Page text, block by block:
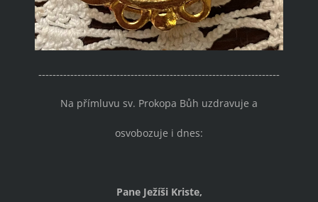
--------------------------------------------------------------------
Na přímluvu sv. Prokopa Bůh uzdravuje a
osvobozuje i dnes:
Pane Ježíši Kriste,